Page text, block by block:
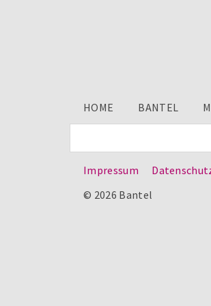
HOME BANTEL
Impressum
© 2026 Bantel